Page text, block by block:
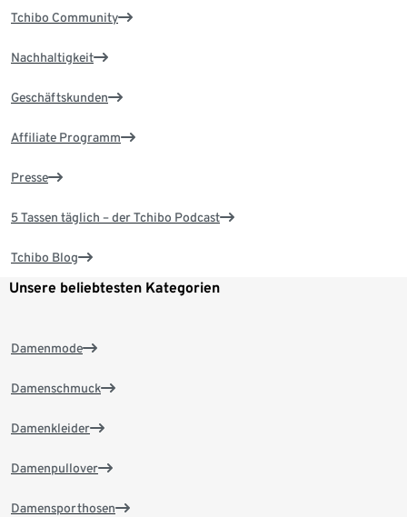
Tchibo Community
Nachhaltigkeit
Geschäftskunden
Affiliate Programm
Presse
5 Tassen täglich – der Tchibo Podcast
Tchibo Blog
Unsere beliebtesten Kategorien
Damenmode
Damenschmuck
Damenkleider
Damenpullover
Damensporthosen